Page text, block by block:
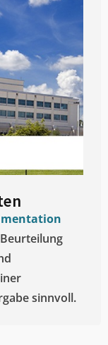
sinnvoll.